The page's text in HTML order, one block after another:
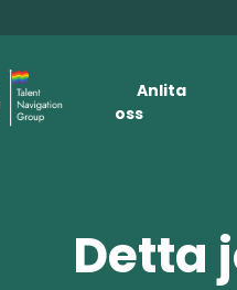
Anlita
oss
Detta